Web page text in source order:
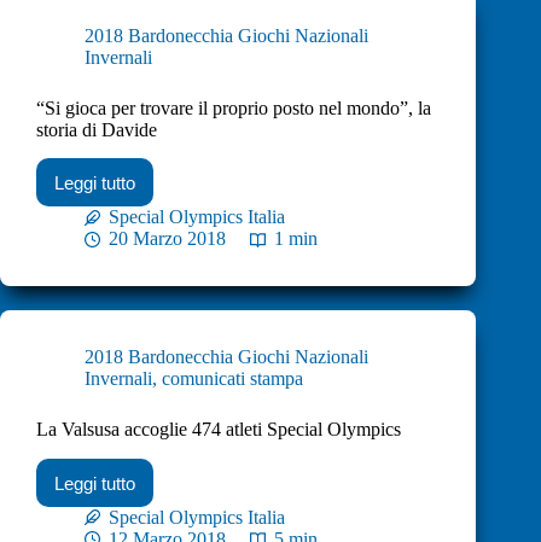
2018 Bardonecchia Giochi Nazionali
Invernali
“Si gioca per trovare il proprio posto nel mondo”, la
storia di Davide
Leggi tutto
Special Olympics Italia
20 Marzo 2018
1 min
2018 Bardonecchia Giochi Nazionali
Invernali, comunicati stampa
La Valsusa accoglie 474 atleti Special Olympics
Leggi tutto
Special Olympics Italia